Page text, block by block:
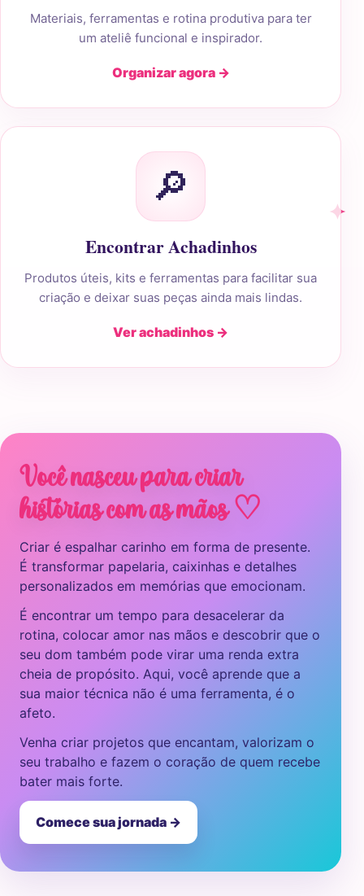
Materiais, ferramentas e rotina produtiva para ter
um ateliê funcional e inspirador.
Organizar agora →
🔎
Encontrar Achadinhos
Produtos úteis, kits e ferramentas para facilitar sua
criação e deixar suas peças ainda mais lindas.
Ver achadinhos →
Você nasceu para criar
histórias com as mãos ♡
Criar é espalhar carinho em forma de presente.
É transformar papelaria, caixinhas e detalhes
personalizados em memórias que emocionam.
É encontrar um tempo para desacelerar da
rotina, colocar amor nas mãos e descobrir que o
seu dom também pode virar uma renda extra
cheia de propósito. Aqui, você aprende que a
sua maior técnica não é uma ferramenta, é o
afeto.
Venha criar projetos que encantam, valorizam o
seu trabalho e fazem o coração de quem recebe
bater mais forte.
Comece sua jornada →